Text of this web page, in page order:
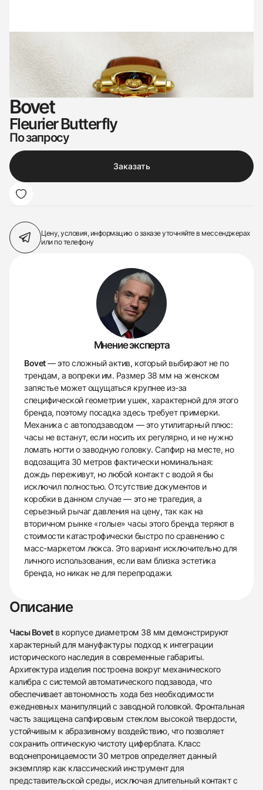
Bovet
Fleurier Butterfly
По запросу
Заказать
Цену, условия, информацию о заказеуточняйте в мессенджерах
или по телефону
Мнение эксперта
Bovet— это сложный актив, который выбирают не по
трендам, а вопреки им. Размер 38 мм на женском
запястье может ощущаться крупнее из-за
специфической геометрии ушек, характерной для этого
бренда, поэтому посадка здесь требует примерки.
Механика с автоподзаводом — это утилитарный плюс:
часы не встанут, если носить их регулярно, и не нужно
ломать ногти о заводную головку. Сапфир на месте, но
водозащита 30 метров фактически номинальная:
дождь переживут, но любой контакт с водой я бы
исключил полностью. Отсутствие документов и
коробки в данном случае — это не трагедия, а
серьезный рычаг давления на цену, так как на
вторичном рынке «голые» часы этого бренда теряют в
стоимости катастрофически быстро по сравнению с
масс-маркетом люкса. Это вариант исключительно для
личного использования, если вам близка эстетика
бренда, но никак не для перепродажи.
Описание
Часы Bovetв корпусе диаметром 38 мм демонстрируют
характерный для мануфактуры подход к интеграции
исторического наследия в современные габариты.
Архитектура изделия построена вокруг механического
калибра с системой автоматического подзавода, что
обеспечивает автономность хода без необходимости
ежедневных манипуляций с заводной головкой. Фронтальная
часть защищена сапфировым стеклом высокой твердости,
устойчивым к абразивному воздействию, что позволяет
сохранить оптическую чистоту циферблата. Класс
водонепроницаемости 30 метров определяет данный
экземпляр как классический инструмент для
представительской среды, исключая длительный контакт с